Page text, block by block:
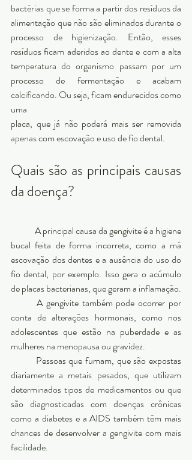
bactérias que se forma a partir dos resíduos da
alimentação que não são eliminados durante o
processo de higienização. Então, esses
resíduos ficam aderidos ao dente e com a alta
temperatura do organismo passam por um
processo de fermentação e acabam
calcificando. Ou seja, ficam endurecidos como
uma
placa, que já não poderá mais ser removida
apenas com escovação e uso de fio dental.
Quais são as principais causas
da doença?
bucal feita de forma incorreta, como a má
escovação dos dentes e a ausência do uso do
fio dental, por exemplo. Isso gera o acúmulo
conta de alterações hormonais, como nos
adolescentes que estão na puberdade e as
mulheres na menopausa ou gravidez.
diariamente a metais pesados, que utilizam
determinados tipos de medicamentos ou que
são diagnosticadas com doenças crônicas
como a diabetes e a AIDS também têm mais
chances de desenvolver a gengivite com mais
facilidade.